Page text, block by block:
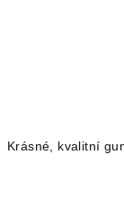
Krásné, kvalitní